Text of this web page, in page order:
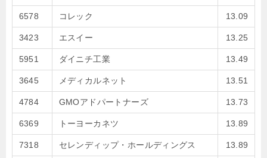
6578 コレック 13.09
3423 エスイー 13.25
5951 ダイニチ工業 13.49
3645 メディカルネット 13.51
4784 GMOアドパートナーズ 13.73
6369 トーヨーカネツ 13.89
7318 セレンディップ・ホールディングス 13.89